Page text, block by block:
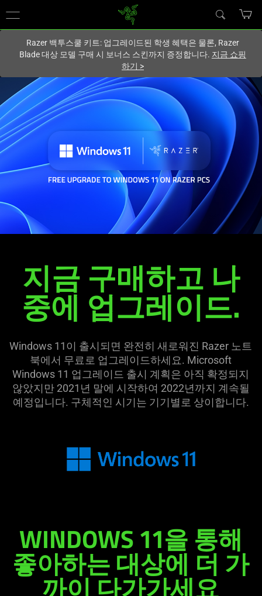
사이트에 있습니다.
Razer 백투스쿨 키트: 업그레이드된 학생 혜택은 물론, Razer
Blade 대상 모델 구매 시 보너스 스킨까지 증정합니다. 지금 쇼핑
하기 >
지금 구매하고 나
중에 업그레이드.
Windows 11이 출시되면 완전히 새로워진 Razer 노트
북에서 무료로 업그레이드하세요. Microsoft
Windows 11 업그레이드 출시 계획은 아직 확정되지
않았지만 2021년 말에 시작하여 2022년까지 계속될
예정입니다. 구체적인 시기는 기기별로 상이합니다.
WINDOWS 11을 통해
좋아하는 대상에 더 가
까이 다가가세요